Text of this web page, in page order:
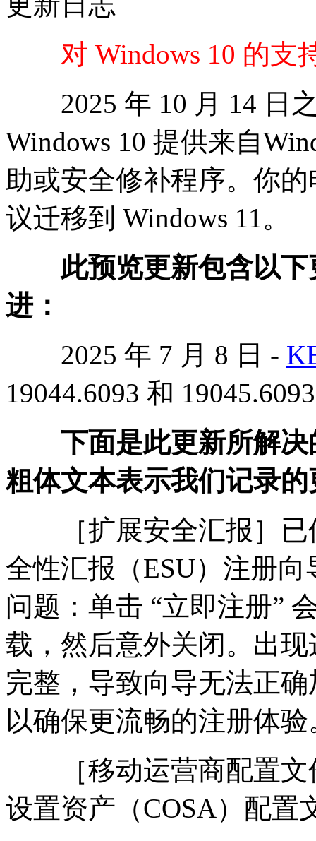
对 Windows 10 的支
2025 年 10 月 14 日之
Windows 10 提供来自
助或安全修补程序。你
议迁移到 Windows 11。
此预览更新包含以下
进：
2025 年 7 月 8 日 -
19044.6093 和
下面是此更新所解决
粗体文本表示我们记录
［扩展安全汇报］已
全性汇报（ESU）注册
问题：单击 “立即注册”
载，然后意外关闭。出
完整，导致向导无法正
以确保更流畅的注册体验
［移动运营商配置文
设置资产（COSA）配置